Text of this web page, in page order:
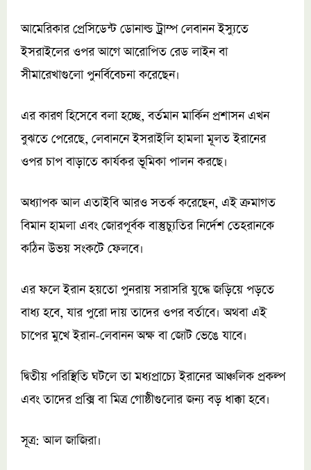
আমেরিকার প্রেসিডেন্ট ডোনাল্ড ট্রাম্প লেবানন ইস্যুতে
ইসরাইলের ওপর আগে আরোপিত রেড লাইন বা
সীমারেখাগুলো পুনর্বিবেচনা করেছেন।
এর কারণ হিসেবে বলা হচ্ছে, বর্তমান মার্কিন প্রশাসন এখন
বুঝতে পেরেছে, লেবাননে ইসরাইলি হামলা মূলত ইরানের
ওপর চাপ বাড়াতে কার্যকর ভূমিকা পালন করছে।
অধ্যাপক আল এতাইবি আরও সতর্ক করেছেন, এই ক্রমাগত
বিমান হামলা এবং জোরপূর্বক বাস্তুচ্যুতির নির্দেশ তেহরানকে
কঠিন উভয় সংকটে ফেলবে।
এর ফলে ইরান হয়তো পুনরায় সরাসরি যুদ্ধে জড়িয়ে পড়তে
বাধ্য হবে, যার পুরো দায় তাদের ওপর বর্তাবে। অথবা এই
চাপের মুখে ইরান-লেবানন অক্ষ বা জোট ভেঙে যাবে।
দ্বিতীয় পরিস্থিতি ঘটলে তা মধ্যপ্রাচ্যে ইরানের আঞ্চলিক প্রকল্প
এবং তাদের প্রক্সি বা মিত্র গোষ্ঠীগুলোর জন্য বড় ধাক্কা হবে।
সূত্র: আল জাজিরা।